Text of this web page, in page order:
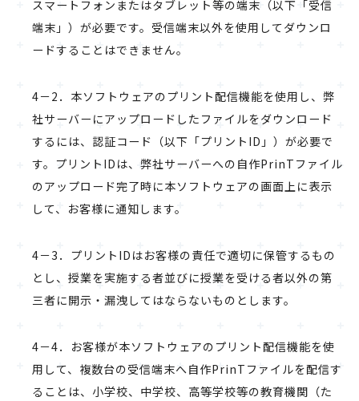
スマートフォンまたはタブレット等の端末（以下「受信
端末」）が必要です。受信端末以外を使用してダウンロ
ードすることはできません。
4－2．本ソフトウェアのプリント配信機能を使用し、弊
社サーバーにアップロードしたファイルをダウンロード
するには、認証コード（以下「プリントID」）が必要で
す。プリントIDは、弊社サーバーへの自作PrinTファイル
のアップロード完了時に本ソフトウェアの画面上に表示
して、お客様に通知します。
4－3．プリントIDはお客様の責任で適切に保管するもの
とし、授業を実施する者並びに授業を受ける者以外の第
三者に開示・漏洩してはならないものとします。
4－4．お客様が本ソフトウェアのプリント配信機能を使
用して、複数台の受信端末へ自作PrinTファイルを配信す
ることは、小学校、中学校、高等学校等の教育機関（た